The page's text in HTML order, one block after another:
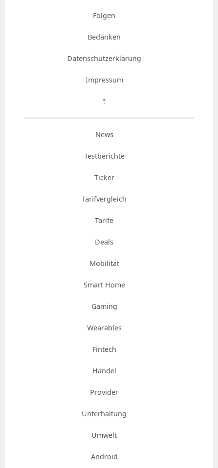
Folgen
Bedanken
Datenschutzerklärung
Impressum
⇡
News
Testberichte
Ticker
Tarifvergleich
Tarife
Deals
Mobilität
Smart Home
Gaming
Wearables
Fintech
Handel
Provider
Unterhaltung
Umwelt
Android